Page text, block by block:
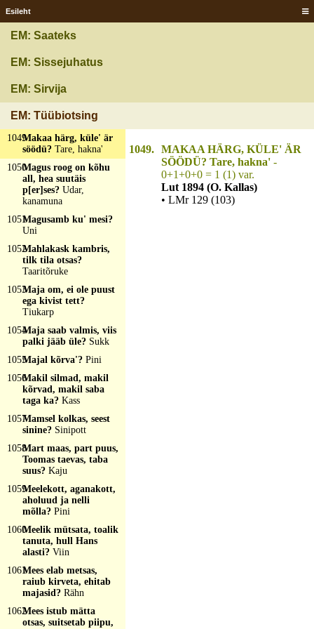
Esileht
EM: Saateks
EM: Sissejuhatus
EM: Sirvija
EM: Tüübiotsing
kõrgem kui hobune?
välläs?
Lapse nenä
natas
1048Magab kui karu,
müirab kui maru,
hulluks teeb mehe?
Õllevaat
1049Makaa härg, küle' är
söödü? Tare, hakna'
1050Magus roog on kõhu
all, hea suutäis
p[er]ses? Udar,
kanamuna
1051Magusamb ku' mesi?
Uni
1052Mahlakask kambris,
tilk tila otsas?
Taaritõruke
1053Maja om, ei ole puust
ega kivist tett?
Tiukarp
1054Maja saab valmis, viis
palki jääb üle? Sukk
1055Majal kõrva'? Pini
1056Makil silmad, makil
kõrvad, makil saba
taga ka? Kass
1057Mamsel kolkas, seest
sinine? Sinipott
1058Mart maas, part puus,
Toomas taevas, taba
suus? Kaju
1059Meelekott, aganakott,
aholuud ja nelli
mõlla? Pini
1060Meelik mütsata, toalik
tanuta, hull Hans
alasti? Viin
1061Mees elab metsas,
raiub kirveta, ehitab
majasid? Rähn
1062Mees istub mätta
otsas, suitsetab piipu,
1049. MAKAA HÄRG, KÜLE' ÄR
SÖÖDÜ? Tare, hakna' -
0+1+0+0 = 1 (1) var.
Lut 1894 (O. Kallas)
• LMr 129 (103)